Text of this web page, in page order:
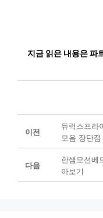
지금 읽은 내용은 파
이전
듀럭스프라
모음 장단
다음
한샘모션베
아보기